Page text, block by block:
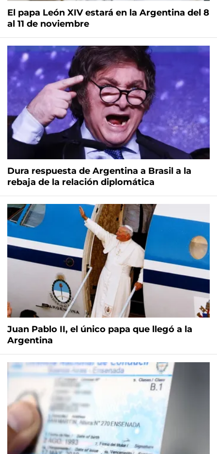
El papa León XIV estará en la Argentina del 8
al 11 de noviembre
Dura respuesta de Argentina a Brasil a la
rebaja de la relación diplomática
Juan Pablo II, el único papa que llegó a la
Argentina